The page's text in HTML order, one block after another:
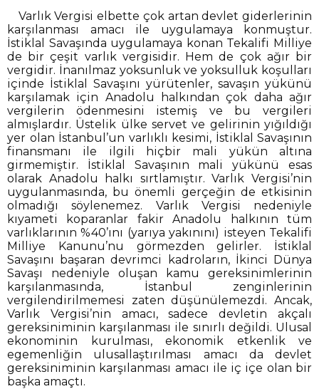
Varlık Vergisi elbette çok artan devlet giderlerinin
karşılanması amacı ile uygulamaya konmuştur.
İstiklal Savaşında uygulamaya konan Tekalifi Milliye
de bir çeşit varlık vergisidir. Hem de çok ağır bir
vergidir. İnanılmaz yoksunluk ve yoksulluk koşulları
içinde İstiklal Savaşını yürütenler, savaşın yükünü
karşılamak için Anadolu halkından çok daha ağır
vergilerin ödenmesini istemiş ve bu vergileri
almışlardır. Üstelik ülke servet ve gelirinin yığıldığı
yer olan İstanbul’un varlıklı kesimi, İstiklal Savaşının
finansmanı ile ilgili hiçbir mali yükün altına
girmemiştir. İstiklal Savaşının mali yükünü esas
olarak Anadolu halkı sırtlamıştır. Varlık Vergisi’nin
uygulanmasında, bu önemli gerçeğin de etkisinin
olmadığı söylenemez. Varlık Vergisi nedeniyle
kıyameti koparanlar fakir Anadolu halkının tüm
varlıklarının %40’ını (yarıya yakınını) isteyen Tekalifi
Milliye Kanunu’nu görmezden gelirler. İstiklal
Savaşını başaran devrimci kadroların, İkinci Dünya
Savaşı nedeniyle oluşan kamu gereksinimlerinin
karşılanmasında, İstanbul zenginlerinin
vergilendirilmemesi zaten düşünülemezdi. Ancak,
Varlık Vergisi’nin amacı, sadece devletin akçalı
gereksiniminin karşılanması ile sınırlı değildi. Ulusal
ekonominin kurulması, ekonomik etkenlik ve
egemenliğin ulusallaştırılması amacı da devlet
gereksiniminin karşılanması amacı ile iç içe olan bir
başka amaçtı.